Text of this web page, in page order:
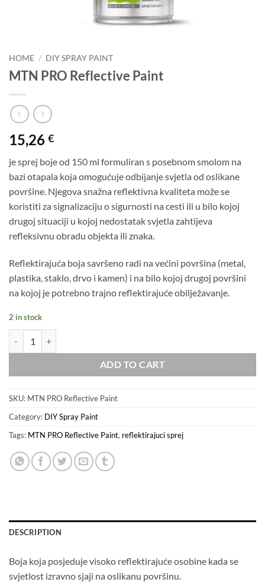
HOME / DIY SPRAY PAINT
MTN PRO Reflective Paint
15,26 €
je sprej boje od 150 ml formuliran s posebnom smolom na
bazi otapala koja omogućuje odbijanje svjetla od oslikane
površine. Njegova snažna reflektivna kvaliteta može se
koristiti za signalizaciju o sigurnosti na cesti ili u bilo kojoj
drugoj situaciji u kojoj nedostatak svjetla zahtijeva
refleksivnu obradu objekta ili znaka.
Reflektirajuća boja savršeno radi na većini površina (metal,
plastika, staklo, drvo i kamen) i na bilo kojoj drugoj površini
na kojoj je potrebno trajno reflektirajuće obilježavanje.
2 in stock
ADD TO CART
SKU: MTN PRO Reflective Paint
Category: DIY Spray Paint
Tags: MTN PRO Reflective Paint, reflektirajuci sprej
DESCRIPTION
Boja koja posjeduje visoko reflektirajuće osobine kada se
svjetlost izravno sjaji na oslikanu površinu.